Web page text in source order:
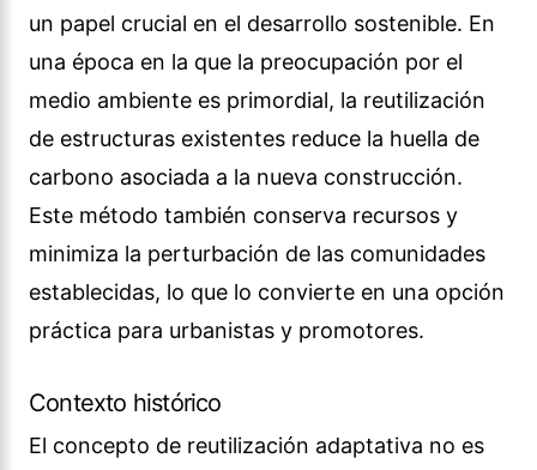
un papel crucial en el desarrollo sostenible. En
una época en la que la preocupación por el
medio ambiente es primordial, la reutilización
de estructuras existentes reduce la huella de
carbono asociada a la nueva construcción.
Este método también conserva recursos y
minimiza la perturbación de las comunidades
establecidas, lo que lo convierte en una opción
práctica para urbanistas y promotores.
Contexto histórico
El concepto de reutilización adaptativa no es